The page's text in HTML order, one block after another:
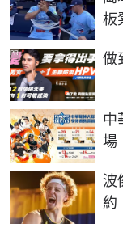
板
做
PR
中
場
波
約